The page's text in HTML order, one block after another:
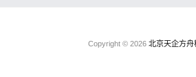
Copyright © 2026 北京天企方舟